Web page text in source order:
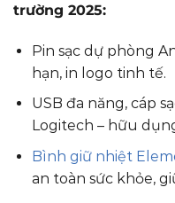
trường 2025:
Pin sạc dự phòng
hạn, in logo tinh tế.
USB đa năng, cáp
Logitech – hữu
Bình giữ nhiệt
an toàn sức khỏe,